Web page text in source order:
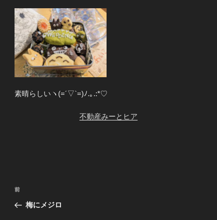
素晴らしいヽ(=´▽`=)ﾉ.｡.:*♡
不動産みーとヒア
投
ナ
前
の
前
梅にメジロ